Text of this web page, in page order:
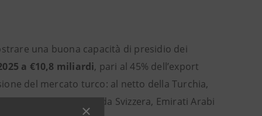
una buona capacità di presidio dei
a €10,8 miliardi, pari al 45% dell’export
del mercato turco: al netto della Turchia,
soprattutto da Svizzera, Emirati Arabi